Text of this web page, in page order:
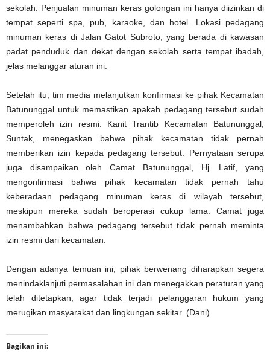
sekolah. Penjualan minuman keras golongan ini hanya diizinkan di
tempat seperti spa, pub, karaoke, dan hotel. Lokasi pedagang
minuman keras di Jalan Gatot Subroto, yang berada di kawasan
padat penduduk dan dekat dengan sekolah serta tempat ibadah,
jelas melanggar aturan ini.
Setelah itu, tim media melanjutkan konfirmasi ke pihak Kecamatan
Batununggal untuk memastikan apakah pedagang tersebut sudah
memperoleh izin resmi. Kanit Trantib Kecamatan Batununggal,
Suntak, menegaskan bahwa pihak kecamatan tidak pernah
memberikan izin kepada pedagang tersebut. Pernyataan serupa
juga disampaikan oleh Camat Batununggal, Hj. Latif, yang
mengonfirmasi bahwa pihak kecamatan tidak pernah tahu
keberadaan pedagang minuman keras di wilayah tersebut,
meskipun mereka sudah beroperasi cukup lama. Camat juga
menambahkan bahwa pedagang tersebut tidak pernah meminta
izin resmi dari kecamatan.
Dengan adanya temuan ini, pihak berwenang diharapkan segera
menindaklanjuti permasalahan ini dan menegakkan peraturan yang
telah ditetapkan, agar tidak terjadi pelanggaran hukum yang
merugikan masyarakat dan lingkungan sekitar. (Dani)
Bagikan ini: